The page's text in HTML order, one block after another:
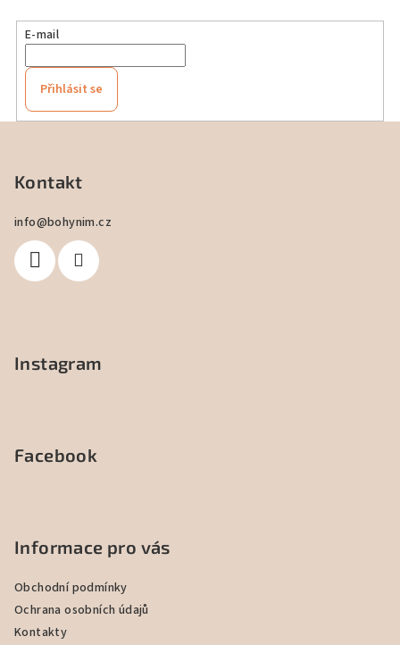
E-mail
Přihlásit se
Kontakt
info@bohynim.cz
Instagram
Facebook
Informace pro vás
Obchodní podmínky
Ochrana osobních údajů
Kontakty